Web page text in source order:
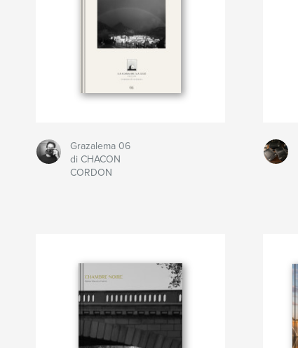
Grazalema 06
di CHACON
CORDON